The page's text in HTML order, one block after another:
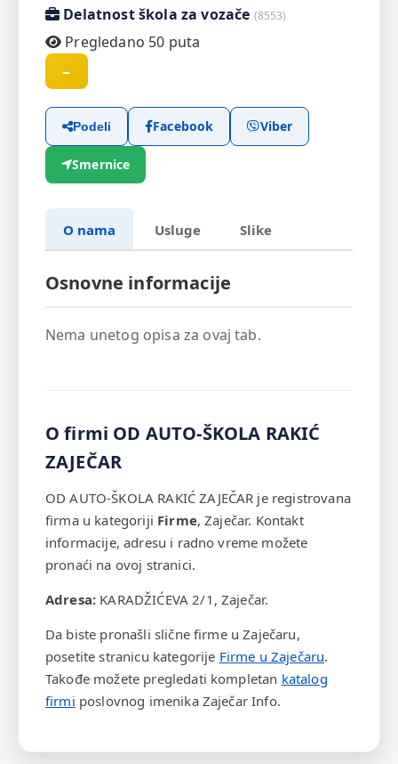
Delatnost škola za vozače (8553)
Pregledano 50 puta
–
Podeli Facebook Viber
Smernice
O nama Usluge Slike
Osnovne informacije
Nema unetog opisa za ovaj tab.
O firmi OD AUTO-ŠKOLA RAKIĆ
ZAJEČAR
OD AUTO-ŠKOLA RAKIĆ ZAJEČAR je registrovana
firma u kategoriji Firme, Zaječar. Kontakt
informacije, adresu i radno vreme možete
pronaći na ovoj stranici.
Adresa: KARADŽIĆEVA 2/1, Zaječar.
Da biste pronašli slične firme u Zaječaru,
posetite stranicu kategorije Firme u Zaječaru.
Takođe možete pregledati kompletan katalog
firmi poslovnog imenika Zaječar Info.